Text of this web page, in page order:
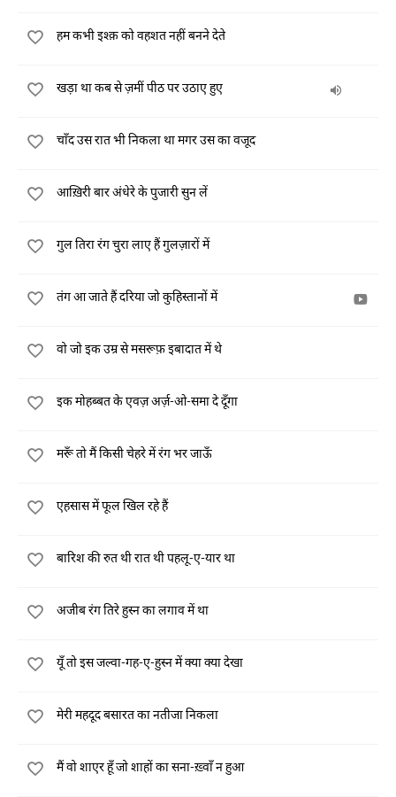
हम कभी इश्क़ को वहशत नहीं बनने देते
खड़ा था कब से ज़मीं पीठ पर उठाए हुए
चाँद उस रात भी निकला था मगर उस का वजूद
आख़िरी बार अंधेरे के पुजारी सुन लें
गुल तिरा रंग चुरा लाए हैं गुलज़ारों में
तंग आ जाते हैं दरिया जो कुहिस्तानों में
वो जो इक उम्र से मसरूफ़ इबादात में थे
इक मोहब्बत के एवज़ अर्ज़-ओ-समा दे दूँगा
मरूँ तो मैं किसी चेहरे में रंग भर जाऊँ
एहसास में फूल खिल रहे हैं
बारिश की रुत थी रात थी पहलू-ए-यार था
अजीब रंग तिरे हुस्न का लगाव में था
यूँ तो इस जल्वा-गह-ए-हुस्न में क्या क्या देखा
मेरी महदूद बसारत का नतीजा निकला
मैं वो शाएर हूँ जो शाहों का सना-ख़्वाँ न हुआ